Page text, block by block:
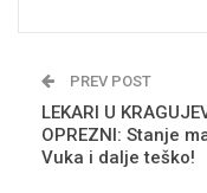
PREV POST
LEKARI U
OPREZNI: Stanje
Vuka i dalje teško!